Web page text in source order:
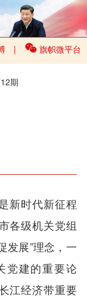
| 旗帜微平台
期
新时代新征程
各级机关党组
发展”理念，一
党建的重要论
江经济带重要